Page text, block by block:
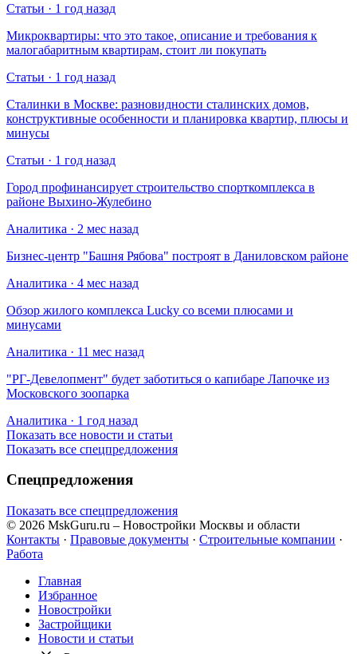
Статьи · 1 год назад
Микроквартиры: что это такое, описание и требования к
малогабаритным квартирам, стоит ли покупать
Статьи · 1 год назад
Сталинки в Москве: разновидности сталинских домов,
конструктивные особенности и планировка квартир, плюсы и
минусы
Статьи · 1 год назад
Город профинансирует строительство спорткомплекса в
районе Выхино-Жулебино
Аналитика · 2 мес назад
Бизнес-центр "Башня Рябова" построят в Даниловском районе
Аналитика · 4 мес назад
Обзор жилого комплекса Lucky со всеми плюсами и
минусами
Аналитика · 11 мес назад
​"РГ-Девелопмент" будет заботиться о капибаре Лапочке из
Московского зоопарка
Аналитика · 1 год назад
Показать все новости и статьи
Показать все спецпредложения
Спецпредложения
Показать все спецпредложения
© 2026 MskGuru.ru – Новостройки Москвы и области
Контакты · Правовые документы · Строительные компании ·
Работа
Главная
Избранное
Новостр ойки
Застройщики
Новости и статьи